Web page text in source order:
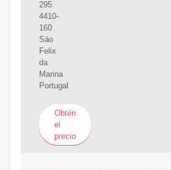
295
4410-
160
Säo
Felix
da
Marina
Portugal
Obtén
el
precio